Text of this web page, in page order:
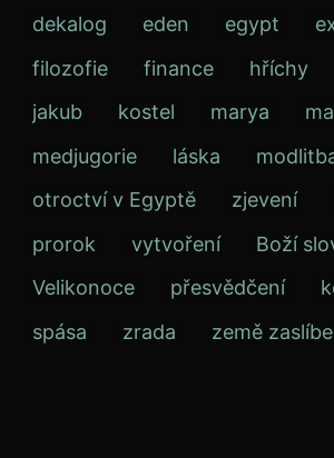
dekalog
eden egypt
filozofie
finance hříchy
jakub
kostel marya
medjugorie
láska
otroctví v Egyptě
zjevení
prorok
vytvoření
Boží
Velikonoce
přesvědčení
spása
zrada země